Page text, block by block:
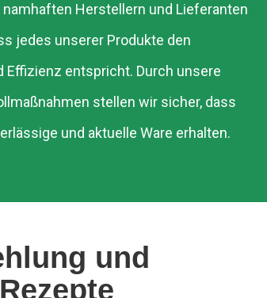
Herstellern und Lieferanten
jedes unserer Produkte den
Effizienz entspricht. Durch unsere
stellen wir sicher, dass
und aktuelle Ware erhalten.
und